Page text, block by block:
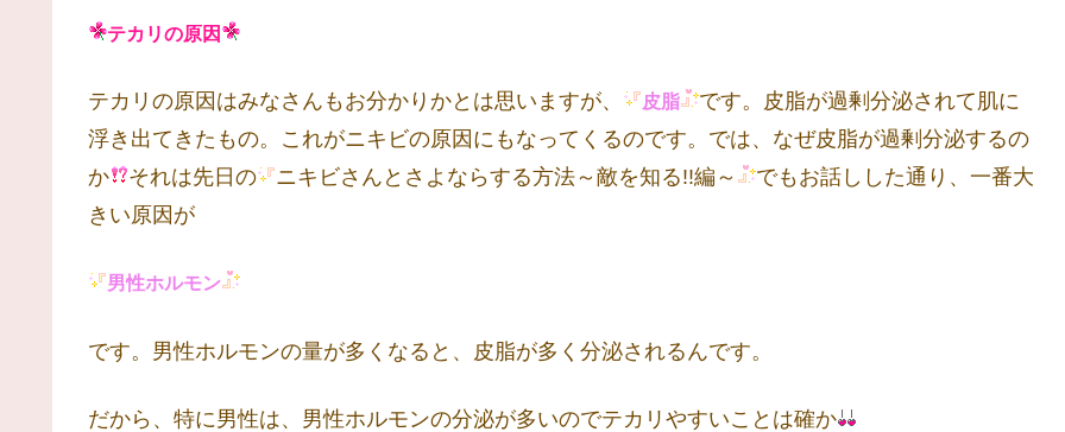
テカリの原因
テカリの原因はみなさんもお分かりかとは思いますが、 皮脂
です。皮脂が過剰分泌されて肌に
浮き出てきたもの。これがニキビの原因にもなってくるのです。では、なぜ皮脂が過剰分泌するの
か
それは先日の ニキビさんとさよならする方法～敵を知る!!編～
でもお話しした通り、一番大
きい原因が
男性ホルモン
です。男性ホルモンの量が多くなると、皮脂が多く分泌されるんです。
だから、特に男性は、男性ホルモンの分泌が多いのでテカリやすいことは確か